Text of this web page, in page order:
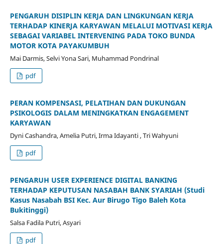
PENGARUH DISIPLIN KERJA DAN LINGKUNGAN KERJA
TERHADAP KINERJA KARYAWAN MELALUI MOTIVASI KERJA
SEBAGAI VARIABEL INTERVENING PADA TOKO BUNDA
MOTOR KOTA PAYAKUMBUH
Mai Darmis, Selvi Yona Sari, Muhammad Pondrinal
pdf
PERAN KOMPENSASI, PELATIHAN DAN DUKUNGAN
PSIKOLOGIS DALAM MENINGKATKAN ENGAGEMENT
KARYAWAN
Dyni Cashandra, Amelia Putri, Irma Idayanti , Tri Wahyuni
pdf
PENGARUH USER EXPERIENCE DIGITAL BANKING
TERHADAP KEPUTUSAN NASABAH BANK SYARIAH (Studi
Kasus Nasabah BSI Kec. Aur Birugo Tigo Baleh Kota
Bukitinggi)
Salsa Fadila Putri, Asyari
pdf